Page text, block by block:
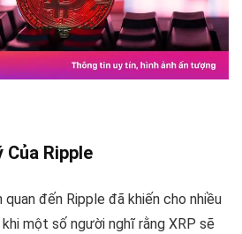
Của Ripple
quan đến Ripple đã khiến cho nhiều
một số người nghĩ rằng XRP sẽ